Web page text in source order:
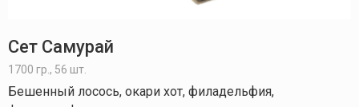
Сет Самурай
1700 гр., 56 шт.
Бешенный лосось, окари хот, филадельфия,